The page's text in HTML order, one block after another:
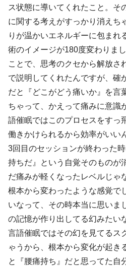
ス状態に導いてくれたこと。そ
に関する考えがすっかり消えち
りが温かいエネルギーに包まれ
術のイメージが180度変わりま
ことで、思考のクセから解放さ
で説明してくれたんですが、確
だと『どこがどう痛いか』を言
ちゃって、かえって痛みに意識
語催眠ではこのプロセスをすっ
働きかけられるから効率がいい
3回目のセッションが終わった
持ちだ』という自覚そのものが
だ痛みが軽くなったレベルじゃ
根本から変わったような感覚で
いなって、その時本当に思いま
の記憶が作り出してる幻みたい
言語催眠ではその幻を見てるス
ゃうから、根本から変化が起き
と『腰痛持ち』だと思ってた自